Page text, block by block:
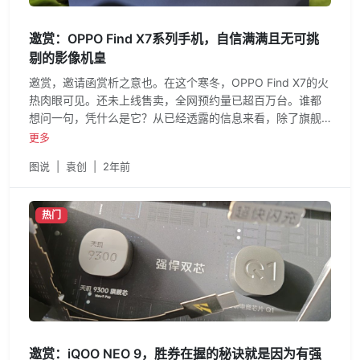
邀赏：OPPO Find X7系列手机，自信满满且无可挑
剔的影像机皇
邀赏，邀请函赏析之意也。在这个寒冬，OPPO Find X7的火
热肉眼可见。还未上线售卖，全网预约量已超百万台。谁都
想问一句，凭什么是它？从已经透露的信息来看，除了旗舰
机该有的配置以外
更多
图说 袁创 2年前
热门
邀赏：iQOO NEO 9，胜券在握的秘诀就是因为有强